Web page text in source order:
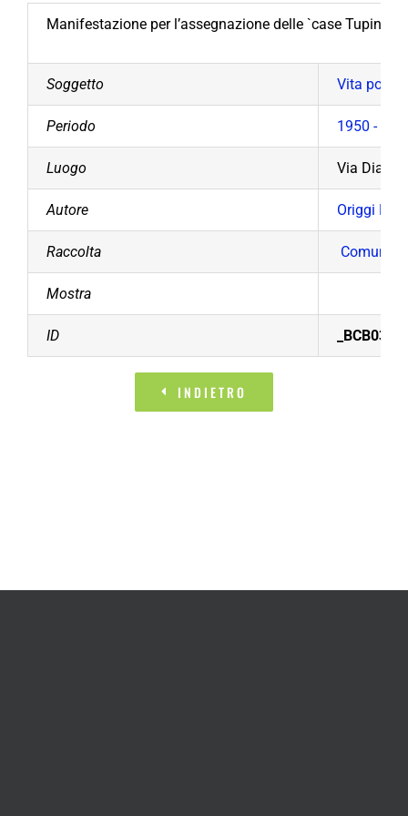
Manifestazione per l’assegnazione delle `case Tupini`
Soggetto Vita
Periodo 1950 -
Luogo Via Diaz.
Autore Origgi
Raccolta Comune
Mostra
ID
INDIETRO